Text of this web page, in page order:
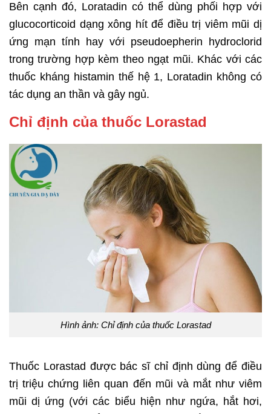
Bên cạnh đó, Loratadin có thể dùng phối hợp với
glucocorticoid dạng xông hít để điều trị viêm mũi dị
ứng mạn tính hay với pseudoepherin hydroclorid
trong trường hợp kèm theo ngạt mũi. Khác với các
thuốc kháng histamin thế hệ 1, Loratadin không có
tác dụng an thần và gây ngủ.
Chỉ định của thuốc Lorastad
Hình ảnh: Chỉ định của thuốc Lorastad
Thuốc Lorastad được bác sĩ chỉ định dùng để điều
trị triệu chứng liên quan đến mũi và mắt như viêm
mũi dị ứng (với các biểu hiện như ngứa, hắt hơi,